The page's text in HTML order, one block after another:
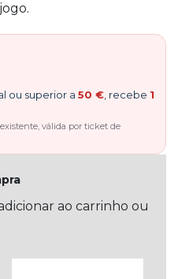
ou superior a 50 € , recebe 1
válida por ticket de
ao carrinho ou